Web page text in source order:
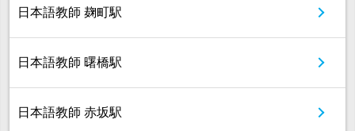
日本語教師 麹町駅
日本語教師 曙橋駅
日本語教師 赤坂駅